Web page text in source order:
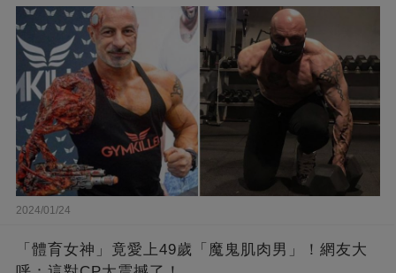
2024/01/24
「體育女神」竟愛上49歲「魔鬼肌肉男」！網友大